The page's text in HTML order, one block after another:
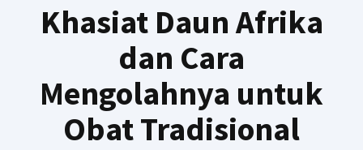
Khasiat Daun Afrika
dan Cara
Mengolahnya untuk
Obat Tradisional